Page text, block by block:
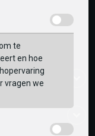
te
en hoe
vragen we